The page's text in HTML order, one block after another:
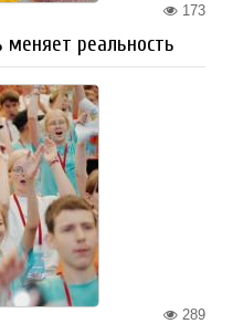
173
меняет реальность
289